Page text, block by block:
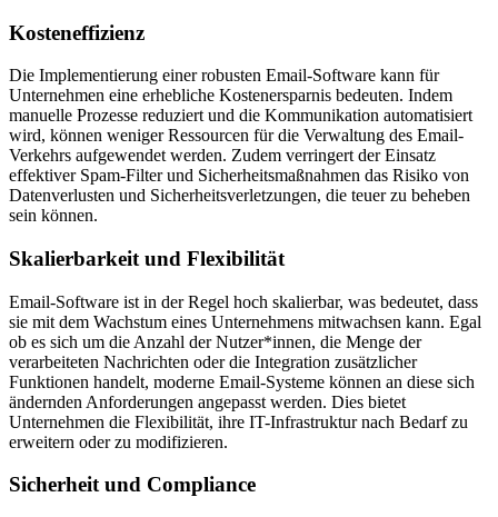
Kosteneffizienz
Die Implementierung einer robusten Email-Software kann für
Unternehmen eine erhebliche Kostenersparnis bedeuten. Indem
manuelle Prozesse reduziert und die Kommunikation automatisiert
wird, können weniger Ressourcen für die Verwaltung des Email-
Verkehrs aufgewendet werden. Zudem verringert der Einsatz
effektiver Spam-Filter und Sicherheitsmaßnahmen das Risiko von
Datenverlusten und Sicherheitsverletzungen, die teuer zu beheben
sein können.
Skalierbarkeit und Flexibilität
Email-Software ist in der Regel hoch skalierbar, was bedeutet, dass
sie mit dem Wachstum eines Unternehmens mitwachsen kann. Egal
ob es sich um die Anzahl der Nutzer*innen, die Menge der
verarbeiteten Nachrichten oder die Integration zusätzlicher
Funktionen handelt, moderne Email-Systeme können an diese sich
ändernden Anforderungen angepasst werden. Dies bietet
Unternehmen die Flexibilität, ihre IT-Infrastruktur nach Bedarf zu
erweitern oder zu modifizieren.
Sicherheit und Compliance